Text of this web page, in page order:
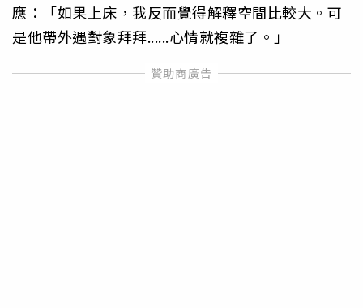
應：「如果上床，我反而覺得解釋空間比較大。可
是他帶外遇對象拜拜......心情就複雜了。」